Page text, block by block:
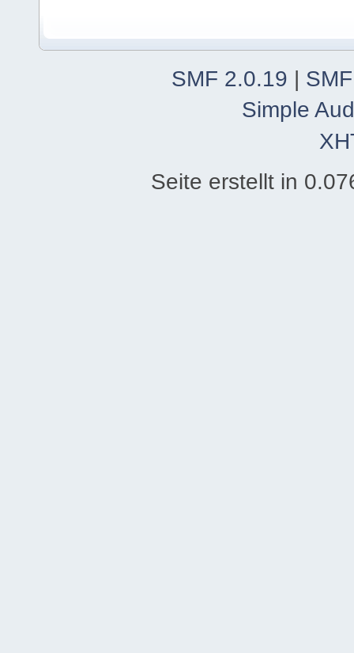
SMF 2.0.19 |
Simple
Seite erstellt in